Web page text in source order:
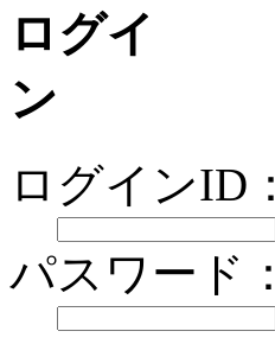
ログインID：
パスワード：